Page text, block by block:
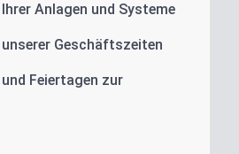
Anlagen und Systeme
Geschäftszeiten
Feiertagen zur